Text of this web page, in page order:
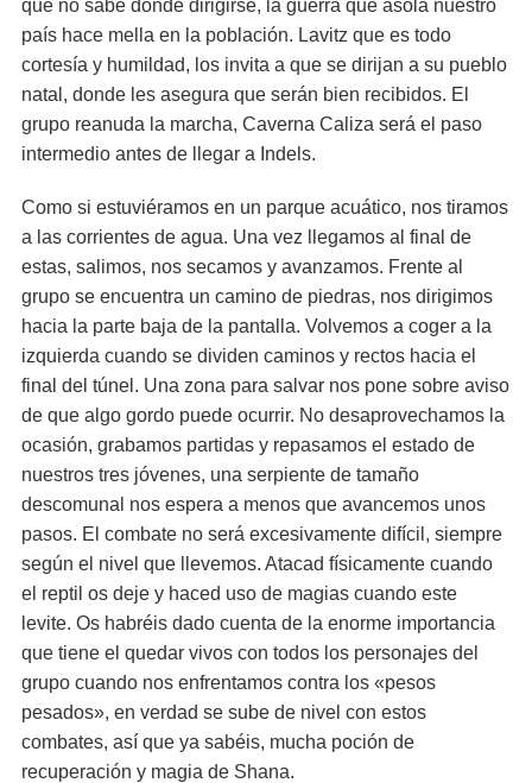
que no sabe donde dirigirse, la guerra que asola nuestro
país hace mella en la población. Lavitz que es todo
cortesía y humildad, los invita a que se dirijan a su pueblo
natal, donde les asegura que serán bien recibidos. El
grupo reanuda la marcha, Caverna Caliza será el paso
intermedio antes de llegar a Indels.
Como si estuviéramos en un parque acuático, nos tiramos
a las corrientes de agua. Una vez llegamos al final de
estas, salimos, nos secamos y avanzamos. Frente al
grupo se encuentra un camino de piedras, nos dirigimos
hacia la parte baja de la pantalla. Volvemos a coger a la
izquierda cuando se dividen caminos y rectos hacia el
final del túnel. Una zona para salvar nos pone sobre aviso
de que algo gordo puede ocurrir. No desaprovechamos la
ocasión, grabamos partidas y repasamos el estado de
nuestros tres jóvenes, una serpiente de tamaño
descomunal nos espera a menos que avancemos unos
pasos. El combate no será excesivamente difícil, siempre
según el nivel que llevemos. Atacad físicamente cuando
el reptil os deje y haced uso de magias cuando este
levite. Os habréis dado cuenta de la enorme importancia
que tiene el quedar vivos con todos los personajes del
grupo cuando nos enfrentamos contra los «pesos
pesados», en verdad se sube de nivel con estos
combates, así que ya sabéis, mucha poción de
recuperación y magia de Shana.